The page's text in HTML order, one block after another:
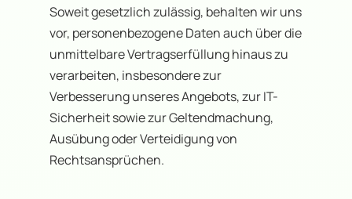
Soweit gesetzlich zulässig, behalten wir uns
vor, personenbezogene Daten auch über die
unmittelbare Vertragserfüllung hinaus zu
verarbeiten, insbesondere zur
Verbesserung unseres Angebots, zur IT-
Sicherheit sowie zur Geltendmachung,
Ausübung oder Verteidigung von
Rechtsansprüchen.